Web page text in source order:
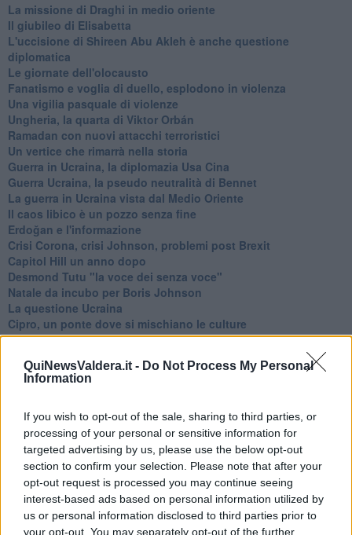
QuiNewsValdera.it - Do Not Process My Personal
Information
If you wish to opt-out of the sale, sharing to third parties, or
processing of your personal or sensitive information for
targeted advertising by us, please use the below opt-out
section to confirm your selection. Please note that after your
opt-out request is processed you may continue seeing
interest-based ads based on personal information utilized by
us or personal information disclosed to third parties prior to
your opt-out. You may separately opt-out of the further
La missione di Draghi in medio oriente
Il giubileo di Elisabetta
L'uccisione di Shireen Abu Akleh è anche questione
diplomatica
Le giornate dell'olocausto
Fanatismo e voglia di duello, esplodono in violenza
Una vigilia pasquale di violenze
Ungheria, la quarta di Viktor Orbán
Ramadan con nuovi attacchi terroristici
Un vertice che rimarrà nella storia
Guerra in Ucraina, la diplomazia Usa Cina
Guerra Ucraina, la pseudo neutralità di Bennet
La guerra in Ucraina vista dal Medio Oriente
​Il caos libico è un pozzo senza fine
Erdoğan e l'informazione
Crisi Corona, crisi Johnson, problemi post Brexit
Capitol Hill un anno dopo
Desmond Tutu "la voce dei senza voce"
Natale da incubo per Boris Johnson
La questione Ucraina
Cipro, un ponte dove si mischiano le culture
Una vigilia di Natale per un nuovo Rais
Erdogan continua a sfidare l'Occidente
Libano, collasso economico e guerra civile
L'AUKUS e il Quad
Biden, primo presidente USA non in guerra
Papa Bergoglio vedrà Viktor Orbán
Bennet, un giorno in attesa di Biden
Il ritorno dei talebani
​La lenta agonia del Libano
Sudafrica, è allarme alimentare
Usa di nuovo al centro della geopolitica internazionale